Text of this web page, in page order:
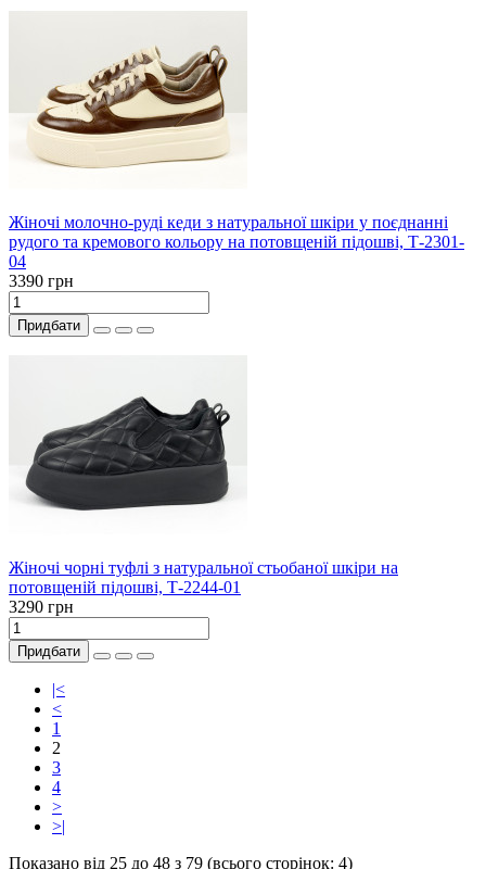
Жіночі молочно-руді кеди з натуральної шкіри у поєднанні
рудого та кремового кольору на потовщеній підошві, Т-2301-
04
3390 грн
Придбати
Жіночі чорні туфлі з натуральної стьобаної шкіри на
потовщеній підошві, Т-2244-01
3290 грн
Придбати
|<
<
1
2
3
4
>
>|
Показано від 25 до 48 з 79 (всього сторінок: 4)